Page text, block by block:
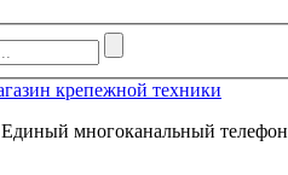
Единый многоканальный телефон